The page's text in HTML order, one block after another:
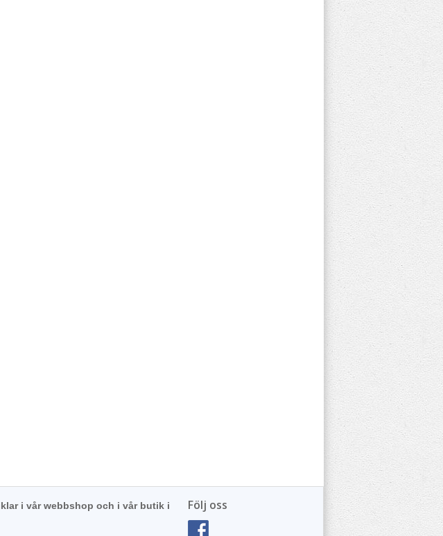
Följ oss
i vår webbshop och i vår butik i